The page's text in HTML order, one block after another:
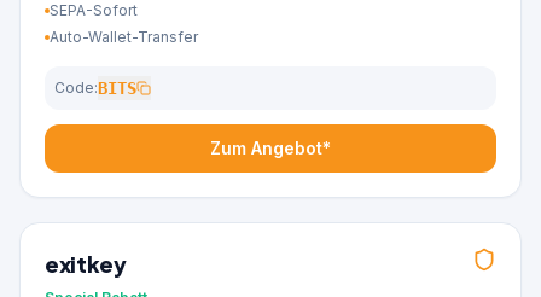
SEPA-Sofort
Auto-Wallet-Transfer
Code:BITS
Zum Angebot*
exitkey